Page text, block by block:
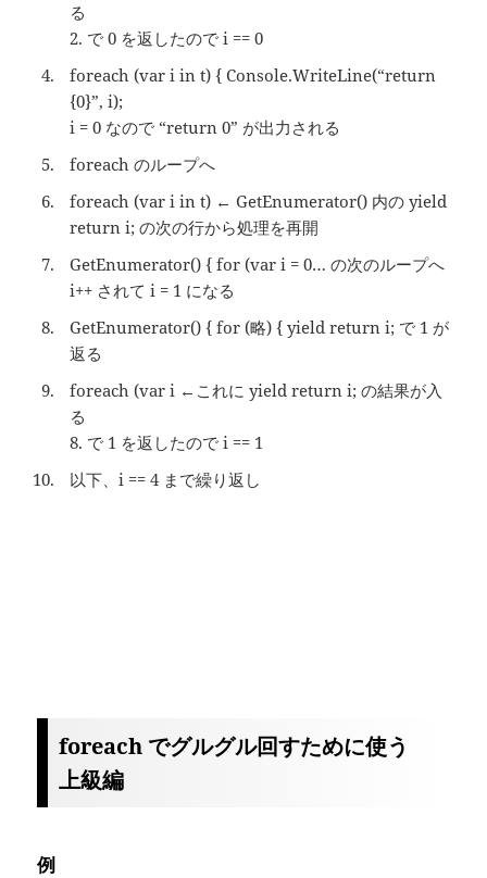
る
2. で 0 を返したので i == 0
foreach (var i in t) { Console.WriteLine(“return
{0}”, i);
i = 0 なので “return 0” が出力される
foreach のループへ
foreach (var i in t) ← GetEnumerator() 内の yield
return i; の次の行から処理を再開
GetEnumerator() { for (var i = 0… の次のループへ
i++ されて i = 1 になる
GetEnumerator() { for (略) { yield return i; で 1 が
返る
foreach (var i ←これに yield return i; の結果が入
る
8. で 1 を返したので i == 1
以下、i == 4 まで繰り返し
foreach でグルグル回すために使う
上級編
例